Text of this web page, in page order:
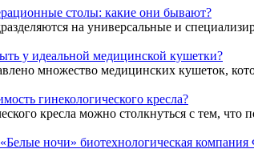
столы: какие они бывают?
на универсальные и
у идеальной медицинской кушетки?
множество медицинских кушеток,
гинекологического кресла?
кресла можно столкнуться с тем, что
ночи» биотехнологическая